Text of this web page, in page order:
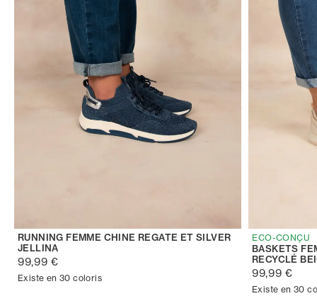
RUNNING FEMME CHINE REGATE ET SILVER
JELLINA
99,99 €
Existe en 30 coloris
ECO-CONÇU
BASKETS
RECYCLÉ
99,99 €
Existe en 30